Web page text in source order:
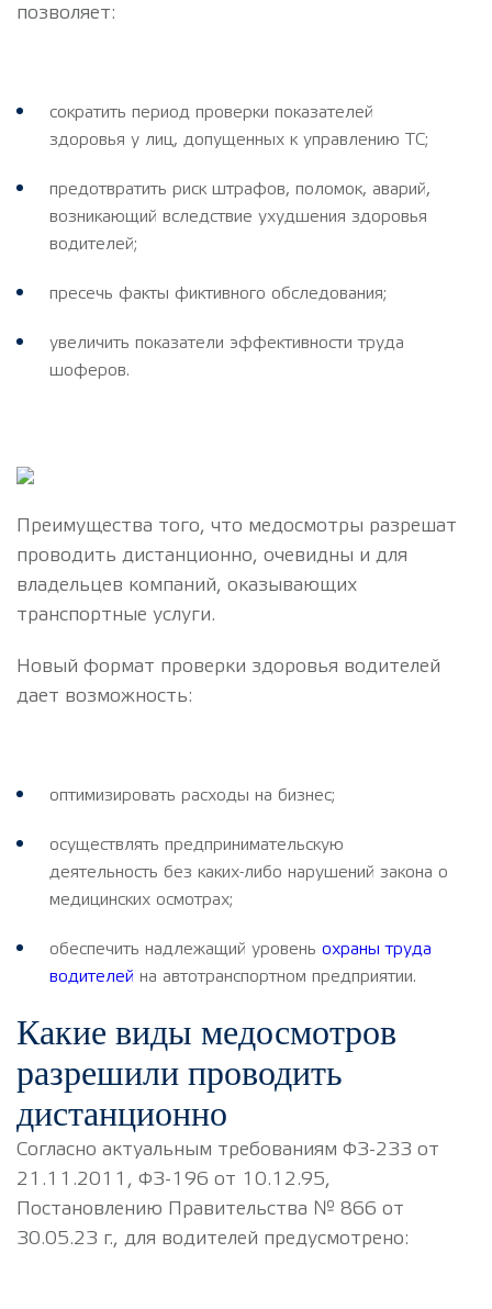
позволяет:
сократить период проверки показателей
здоровья у лиц, допущенных к управлению ТС;
предотвратить риск штрафов, поломок, аварий,
возникающий вследствие ухудшения здоровья
водителей;
пресечь факты фиктивного обследования;
увеличить показатели эффективности труда
шоферов.
Преимущества того, что медосмотры разрешат
проводить дистанционно, очевидны и для
владельцев компаний, оказывающих
транспортные услуги.
Новый формат проверки здоровья водителей
дает возможность:
оптимизировать расходы на бизнес;
осуществлять предпринимательскую
деятельность без каких-либо нарушений закона о
медицинских осмотрах;
обеспечить надлежащий уровень охраны труда
водителей на автотранспортном предприятии.
Какие виды медосмотров
разрешили проводить
дистанционно
Согласно актуальным требованиям ФЗ-233 от
21.11.2011, ФЗ-196 от 10.12.95,
Постановлению Правительства № 866 от
30.05.23 г., для водителей предусмотрено: